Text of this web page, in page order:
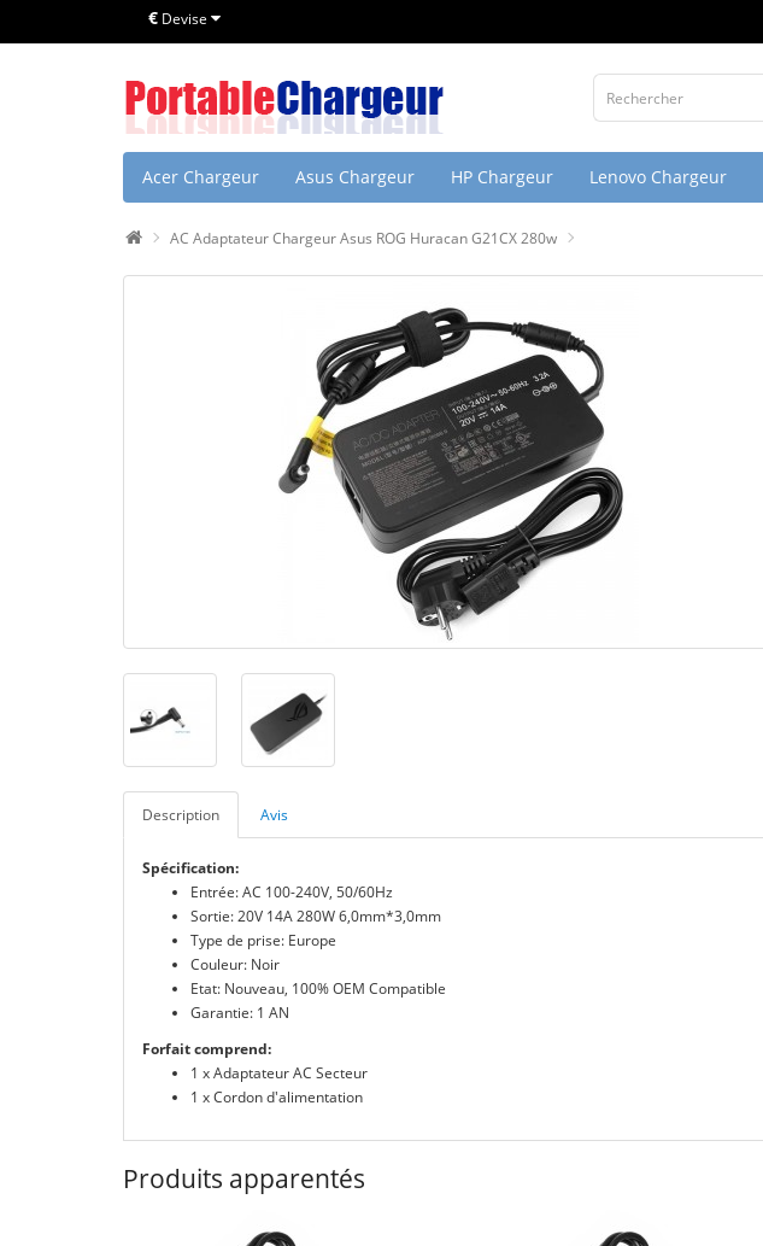
€ Devise
Acer Chargeur Asus Chargeur HP Chargeur Lenovo Chargeur
AC Adaptateur Chargeur Asus ROG Huracan G21CX 280w
Description Avis
Spécification:
Entrée: AC 100-240V, 50/60Hz
Sortie: 20V 14A 280W 6,0mm*3,0mm
Type de prise: Europe
Couleur: Noir
Etat: Nouveau, 100% OEM Compatible
Garantie: 1 AN
Forfait comprend:
1 x Adaptateur AC Secteur
1 x Cordon d'alimentation
Produits apparentés